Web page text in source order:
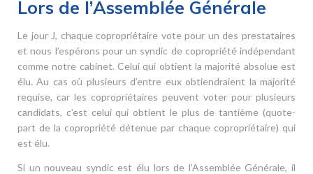
Lors de l’Assemblée Générale
Le jour J, chaque copropriétaire vote pour un des prestataires
et nous l’espérons pour un syndic de copropriété indépendant
comme notre cabinet. Celui qui obtient la majorité absolue est
élu. Au cas où plusieurs d’entre eux obtiendraient la majorité
requise, car les copropriétaires peuvent voter pour plusieurs
candidats, c’est celui qui obtient le plus de tantième (quote-
part de la copropriété détenue par chaque copropriétaire) qui
est élu.
Si un nouveau syndic est élu lors de l’Assemblée Générale, il